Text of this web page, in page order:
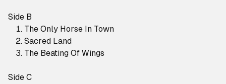
Side B
The Only Horse In Town
Sacred Land
The Beating Of Wings
Side C